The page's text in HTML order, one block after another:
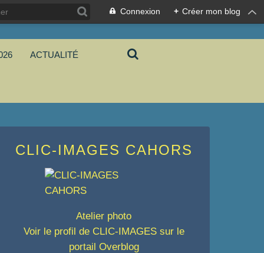
Connexion + Créer mon blog
ACTUALITÉ
CLIC-IMAGES CAHORS
Atelier photo
Voir le profil de CLIC-IMAGESsur le
portail Overblog